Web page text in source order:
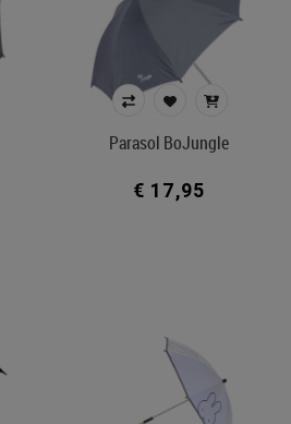
Parasol BoJungle
€ 17,95